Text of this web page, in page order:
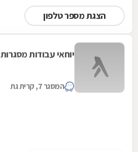
הצגת מספר טלפון
יוחאי עבודות מסגרות
המסגר 7, קרית גת